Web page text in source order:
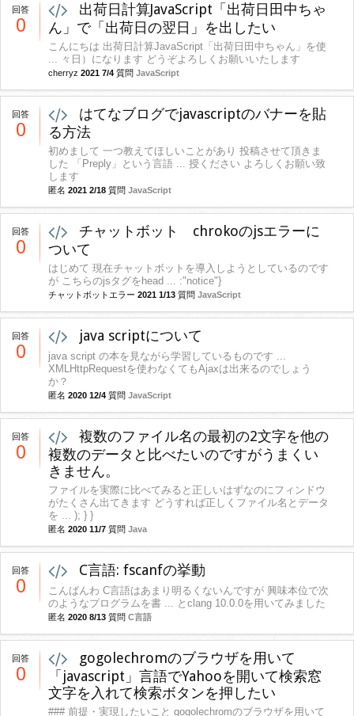
回答
0
出荷日計算JavaScript「出荷日田中ちゃ
ん」で「出荷日の翌日」を出したい
こんにちは 出荷日計算JavaScript「出荷日田中ちゃん」を使
... 々日）になります どうぞよろしくお願いいたします
cherryz 2021 7/4 質問 JavaScript
回答
0
はてなブログでjavascriptのバナーを貼
る方法
初めまして 一つ教えてほしいことがあり 投稿させて頂きま
した 「Preply」という言語 ... 授ください よろしくお願い致
します
匿名 2021 2/18 質問 JavaScript
回答
0
チャットボット chrokoのjsエラーに
ついて
はじめて 現在チャットボットを導入しようとしているのです
が こちらのjsタグをhead ... :"notice"}
チャットボットエラー 2021 1/13 質問 JavaScript
回答
0
java scriptについて
java script の本を見ながら学習しているものです ...
XMLHttpRequestを使わなくてもAjaxは出来るのでしょう
か？
匿名 2020 12/4 質問 JavaScript
回答
0
複数のファイル名の最初の2文字を他の
複数のデータと比べたいのですがうまくい
きません。
ファイルを実際に比べてみると正しいはずなのにフィンドウ
がたくさん出てきます どうすれば正しくファイル名とデータ
を ... ); } }
匿名 2020 11/7 質問 Java
回答
0
C言語: fscanfの挙動
こんばんわ C言語はあまり明るくないんですが 興味本位で次
のようなプログラムを書 ... とclang 10.0.0を用いてみました
匿名 2020 8/13 質問 C言語
回答
0
gogolechromのブラウザを用いて
「javascript」言語でYahooを開いて検索窓
文字を入れて検索ボタンを押したい
### 前提・実現したいこと gogolechromのブラウザを用いて